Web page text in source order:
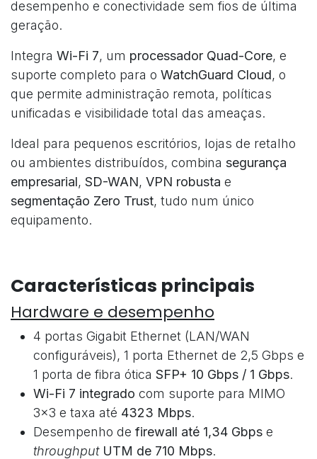
desempenho e conectividade sem fios de última
geração.
Integra Wi-Fi 7, um processador Quad-Core, e
suporte completo para o WatchGuard Cloud, o
que permite administração remota, políticas
unificadas e visibilidade total das ameaças.
Ideal para pequenos escritórios, lojas de retalho
ou ambientes distribuídos, combina segurança
empresarial, SD-WAN, VPN robusta e
segmentação Zero Trust, tudo num único
equipamento.
Características principais
Hardware e desempenho
4 portas Gigabit Ethernet (LAN/WAN
configuráveis), 1 porta Ethernet de 2,5 Gbps e
1 porta de fibra ótica SFP+ 10 Gbps / 1 Gbps.
Wi-Fi 7 integrado com suporte para MIMO
3x3 e taxa até 4323 Mbps.
Desempenho de firewall até 1,34 Gbps e
throughput UTM de 710 Mbps.